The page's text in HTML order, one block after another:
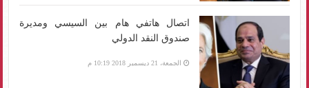
اتصال هاتفي هام بين السيسي ومديرة
صندوق النقد الدولي
الجمعة، 21 ديسمبر 2018 10:19 م